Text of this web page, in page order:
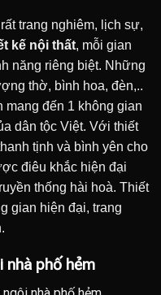
trang nghiêm, lịch sự,
kế nội thất, mỗi gian
năng riêng biệt. Những
thờ, bình hoa, đèn,..
đến 1 không gian
dân tộc Việt. Với thiết
tịnh và bình yên cho
điêu khắc hiện đại
thống hài hoà. Thiết
gian hiện đại, trang
nhà phố hẻm